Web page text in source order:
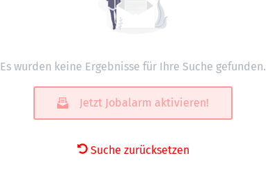
Es wurden keine Ergebnisse für Ihre Suche gefunden.
Jetzt Jobalarm aktivieren!
Suche zurücksetzen